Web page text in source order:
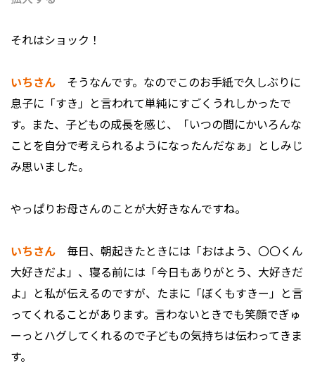
――それはショック！
いちさん そうなんです。なのでこのお手紙で久しぶりに
息子に「すき」と言われて単純にすごくうれしかったで
す。また、子どもの成長を感じ、「いつの間にかいろんな
ことを自分で考えられるようになったんだなぁ」としみじ
み思いました。
――やっぱりお母さんのことが大好きなんですね。
いちさん 毎日、朝起きたときには「おはよう、〇〇くん
大好きだよ」、寝る前には「今日もありがとう、大好きだ
よ」と私が伝えるのですが、たまに「ぼくもすきー」と言
ってくれることがあります。言わないときでも笑顔でぎゅ
ーっとハグしてくれるので子どもの気持ちは伝わってきま
す。